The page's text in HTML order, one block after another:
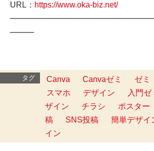
URL： https://www.oka-biz.net/
━━━
タグ Canva Canvaゼミ ゼミ
スマホ
デザイン 入門ゼ
ザイン
チラシ ポスター
稿
SNS投稿 簡単デザイ
イン